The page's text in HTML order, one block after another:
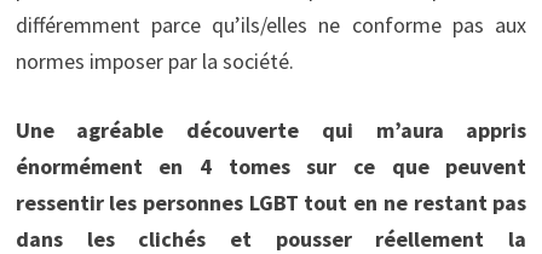
différemment parce qu’ils/elles ne conforme pas aux
normes imposer par la société.
Une agréable découverte qui m’aura appris
énormément en 4 tomes sur ce que peuvent
ressentir les personnes LGBT tout en ne restant pas
dans les clichés et pousser réellement la